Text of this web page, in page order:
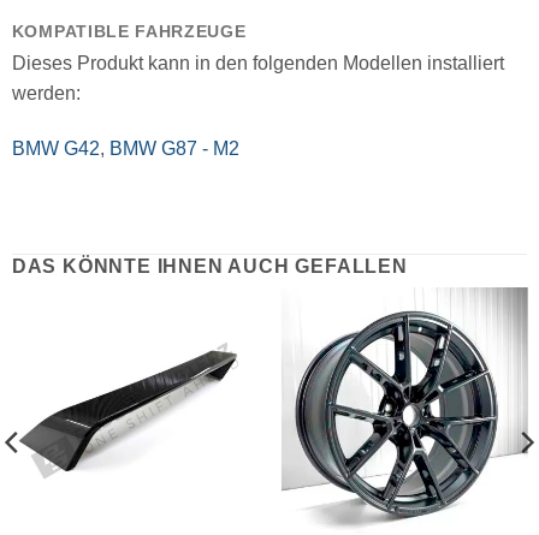
KOMPATIBLE FAHRZEUGE
Dieses Produkt kann in den folgenden Modellen installiert
werden:
BMW G42, BMW G87 - M2
DAS KÖNNTE IHNEN AUCH GEFALLEN